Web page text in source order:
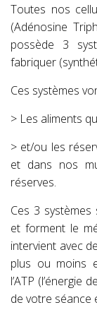
Toutes nos
(Adénosine
possède 3
fabriquer
Ces systèmes
> Les aliments
> et/ou les
et dans nos
réserves.
Ces 3
et forment le
intervient avec
plus ou moins
l’ATP
de votre séance